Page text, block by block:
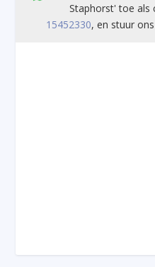
Staphorst' toe als
15452330, en stuur